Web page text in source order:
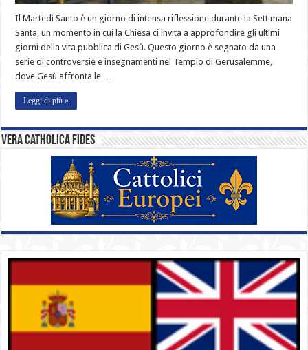
Il Martedì Santo è un giorno di intensa riflessione durante la Settimana
Santa, un momento in cui la Chiesa ci invita a approfondire gli ultimi
giorni della vita pubblica di Gesù. Questo giorno è segnato da una
serie di controversie e insegnamenti nel Tempio di Gerusalemme,
dove Gesù affronta le …
Leggi di più »
Vera catholica fides